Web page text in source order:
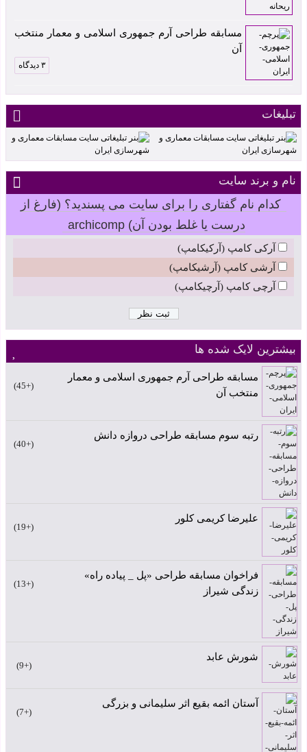
مسابقه طراحی آرم جمهوری اسلامی و معمار منتخب
آن
۳ دیدگاه
تبلیغات
نام و برند سایت
کدام نام گفتاری را برای سایت می پسندید؟ (فارغ از
درست یا غلط بودن آن) archicomp
آرکی کامپ (آرکیکامپ)
آرشی کامپ (آرشیکامپ)
آرچی کامپ (آرچیکامپ)
بیشترین لایک شده ها
مسابقه طراحی آرم جمهوری اسلامی و معمار
منتخب آن
+45
رتبه سوم مسابقه طراحی دروازه دانش
+40
علیرضا کریمی کلور
+19
فراخوان مسابقه طراحی «پل _ پیاده راه»
زندگی شیراز
+13
شورش عابد
+9
آستان ائمه بقیع اثر سلیمانی و بزرگی
+7